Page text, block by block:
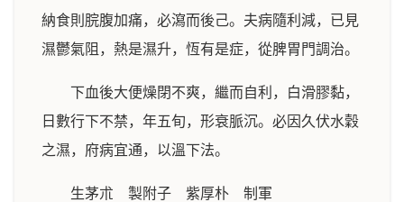
納食則脘腹加痛，必瀉而後己。夫病隨利減，已見
濕鬱氣阻，熱是濕升，恆有是症，從脾胃門調治。
下血後大便燥閉不爽，繼而自利，白滑膠黏，
日數行下不禁，年五旬，形衰脈沉。必因久伏水穀
之濕，府病宜通，以溫下法。
生茅朮 製附子 紫厚朴 制軍